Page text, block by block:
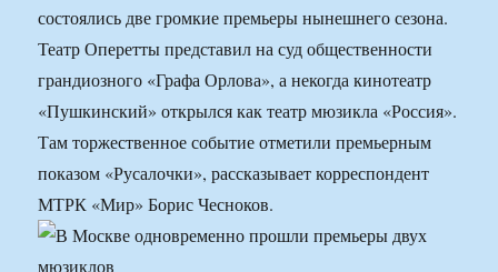
состоялись две громкие премьеры нынешнего сезона.
Театр Оперетты представил на суд общественности
грандиозного «Графа Орлова», а некогда кинотеатр
«Пушкинский» открылся как театр мюзикла «Россия».
Там торжественное событие отметили премьерным
показом «Русалочки», рассказывает корреспондент
МТРК «Мир» Борис Чесноков.